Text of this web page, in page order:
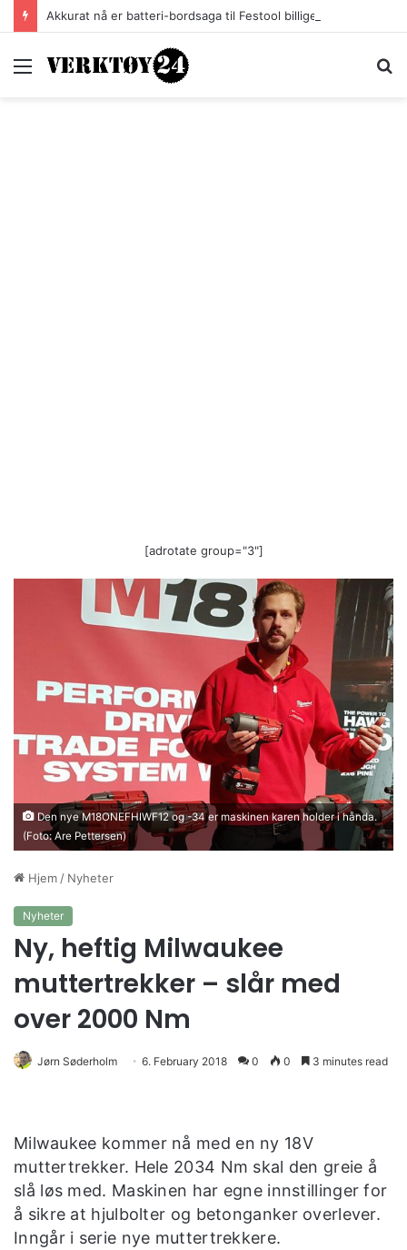
Akkurat nå er batteri-bordsaga til Festool billigere
Meny
[adrotate group="3"]
Den nye M18ONEFHIWF12 og -34 er maskinen karen holder i hånda.
(Foto: Are Pettersen)
Hjem / Nyheter
Nyheter
Ny, heftig Milwaukee
muttertrekker – slår med
over 2000 Nm
Jørn Søderholm 6. February 2018 0 0 3 minutes read
Milwaukee kommer nå med en ny 18V
muttertrekker. Hele 2034 Nm skal den greie å
slå løs med. Maskinen har egne innstillinger for
å sikre at hjulbolter og betonganker overlever.
Inngår i serie nye muttertrekkere.